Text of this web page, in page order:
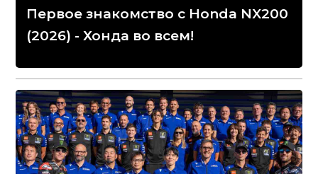
Первое знакомство с Honda NX200
(2026) - Хонда во всем!